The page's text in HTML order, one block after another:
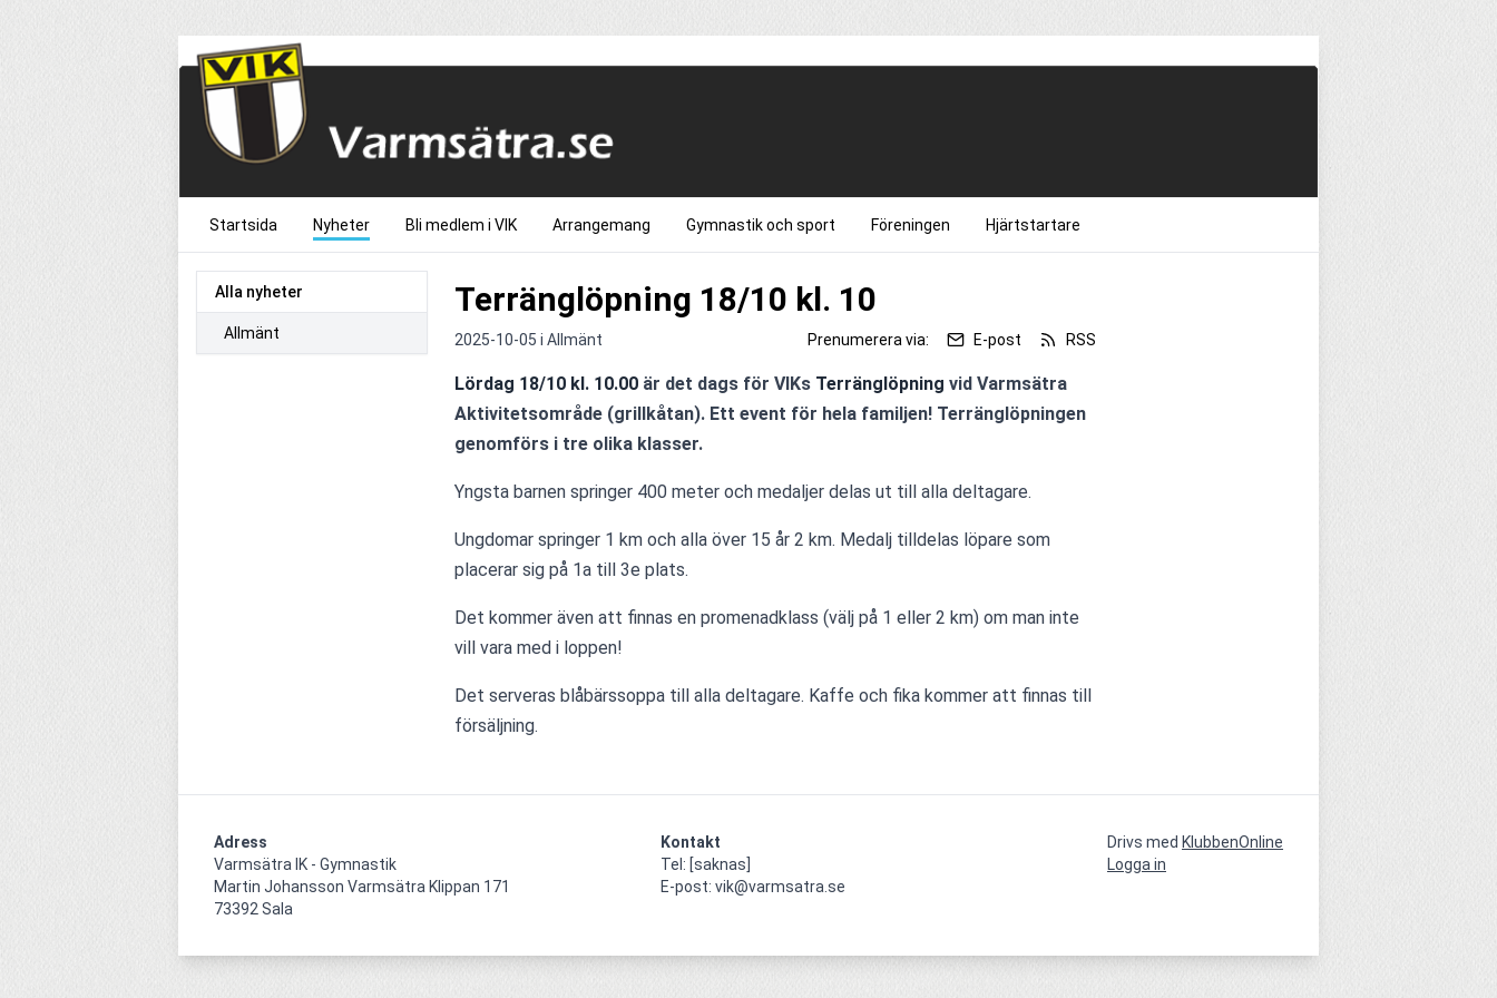
Startsida Nyheter Bli medlem i VIK Arrangemang Gymnastik och sport Föreningen Hjärtstartare
Alla nyheter
Allmänt
Terränglöpning 18/10 kl. 10
2025-10-05 i Allmänt Prenumerera via: E-post RSS
Lördag 18/10 kl. 10.00 är det dags för VIKs Terränglöpning vid Varmsätra
Aktivitetsområde (grillkåtan). Ett event för hela familjen! Terränglöpningen
genomförs i tre olika klasser.
Yngsta barnen springer 400 meter och medaljer delas ut till alla deltagare.
Ungdomar springer 1 km och alla över 15 år 2 km. Medalj tilldelas löpare som
placerar sig på 1a till 3e plats.
Det kommer även att finnas en promenadklass (välj på 1 eller 2 km) om man inte
vill vara med i loppen!
Det serveras blåbärssoppa till alla deltagare. Kaffe och fika kommer att finnas till
försäljning.
Adress
Varmsätra IK - Gymnastik
Martin Johansson Varmsätra Klippan 171
73392 Sala
Kontakt
Tel: [saknas]
E-post: vik@varmsatra.se
Drivs med KlubbenOnline
Logga in